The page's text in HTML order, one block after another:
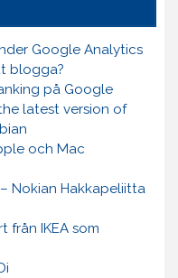
Google Analytics
blogga?
på Google
latest version of
och Mac
Nokian Hakkapeliitta
från IKEA som